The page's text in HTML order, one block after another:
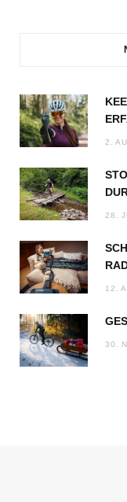
2.
28.
12.
30.